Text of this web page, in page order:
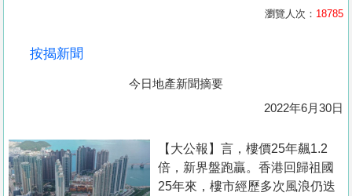
置
業
瀏覽人次： 18785
按揭新聞
今日地產新聞摘要
2022年6月30日
【大公報】言，樓價25年飆1.2
倍，新界盤跑贏。香港回歸祖國
25年來，樓市經歷多次風浪仍迭